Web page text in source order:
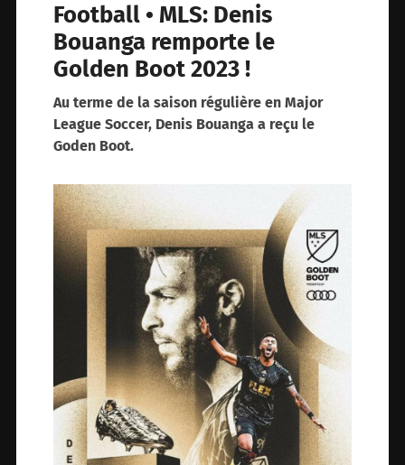
Football • MLS: Denis
Bouanga remporte le
Golden Boot 2023 !
Au terme de la saison régulière en Major
League Soccer, Denis Bouanga a reçu le
Goden Boot.